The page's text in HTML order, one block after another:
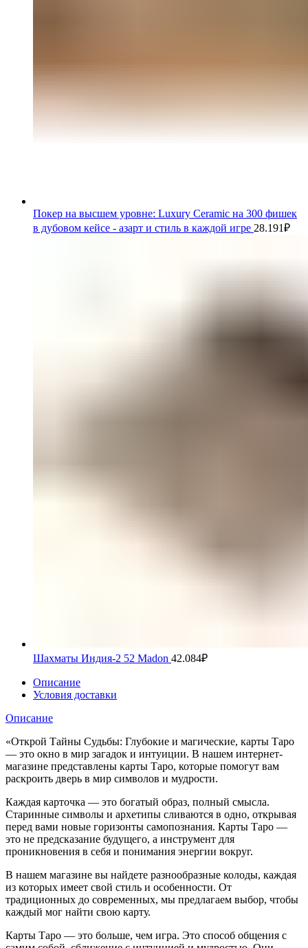
Покер на высшем уровне: Luxury Ceramic на 300 фишек
в дубовом кейсе - азарт и стиль в каждой игре 28.191₽
Шахматы Индия-2 52 Madon 42.084₽
Описание
Условия доставки
Описание
«Открой Тайны Судьбы: Глубокие и магические, карты Таро
— это окно в мир загадок и интуиции. В нашем интернет-
магазине представлены карты Таро, которые помогут вам
раскроить дверь в мир символов и мудрости.
Каждая карточка — это богатый образ, полный смысла.
Старинные символы и архетипы сливаются в одно, открывая
перед вами новые горизонты самопознания. Карты Таро —
это не предсказание будущего, а инструмент для
проникновения в себя и понимания энергии вокруг.
В нашем магазине вы найдете разнообразные колоды, каждая
из которых имеет свой стиль и особенности. От
традиционных до современных, мы предлагаем выбор, чтобы
каждый мог найти свою карту.
Карты Таро — это больше, чем игра. Это способ общения с